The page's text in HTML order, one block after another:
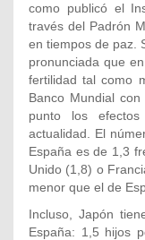
como publicó el
través del Padrón
en tiempos de paz.
pronunciada que
fertilidad tal como
Banco Mundial
punto los
actualidad. El
España es de 1,3
Unido (1,8) o
menor que el de
Incluso, Japón
España: 1,5 hijos